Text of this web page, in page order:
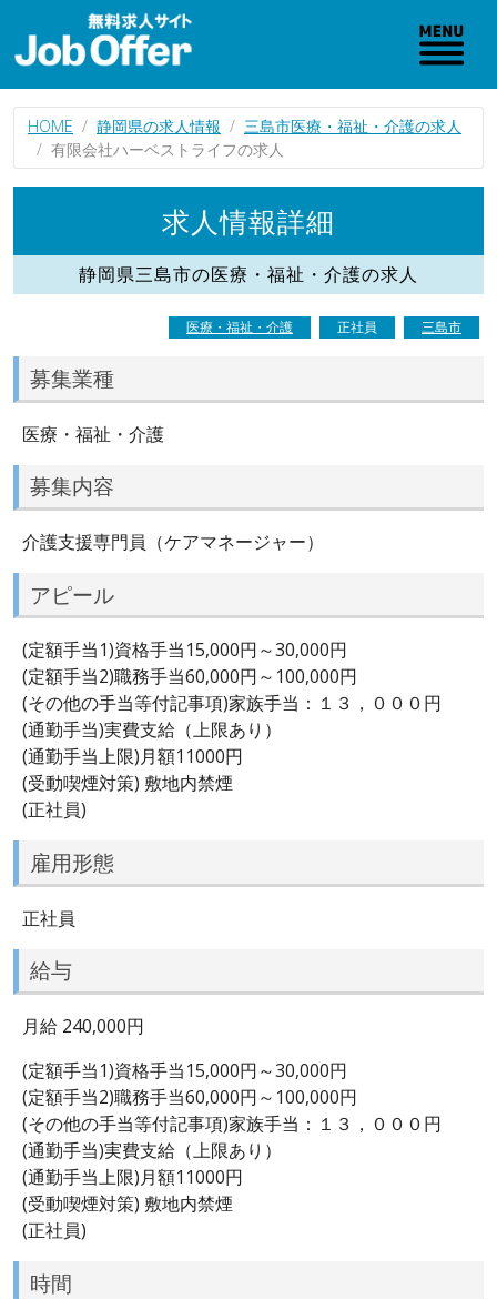
HOME 静岡県の求人情報
三島市医療・福祉・介護の求人
有限会社ハーベストライフの求人
求人情報詳細
静岡県三島市の医療・福祉・介護の求人
医療・福祉・介護 正社員 三島市
募集業種
医療・福祉・介護
募集内容
介護支援専門員（ケアマネージャー）
アピール
(定額手当1)資格手当15,000円～30,000円
(定額手当2)職務手当60,000円～100,000円
(その他の手当等付記事項)家族手当：１３，０００円
(通勤手当)実費支給（上限あり）
(通勤手当上限)月額11000円
(受動喫煙対策) 敷地内禁煙
(正社員)
雇用形態
正社員
給与
月給 240,000円
(定額手当1)資格手当15,000円～30,000円
(定額手当2)職務手当60,000円～100,000円
(その他の手当等付記事項)家族手当：１３，０００円
(通勤手当)実費支給（上限あり）
(通勤手当上限)月額11000円
(受動喫煙対策) 敷地内禁煙
(正社員)
時間